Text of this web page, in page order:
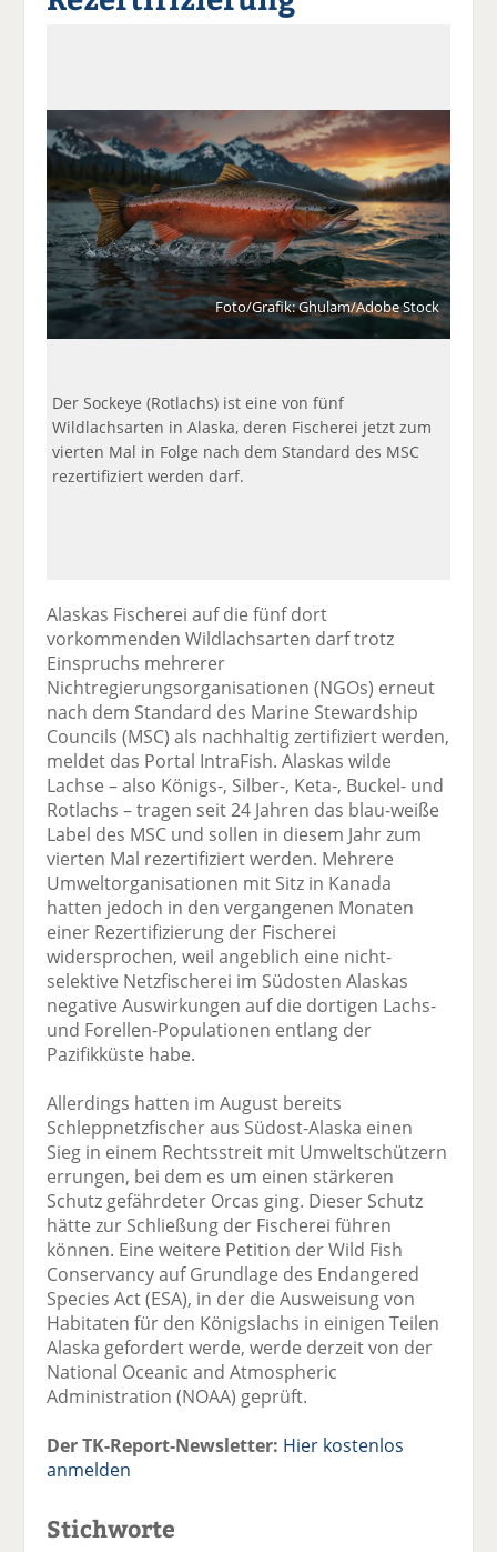
e
b
o
o
k
te
il
e
n
n k
e
di
n
te
il
e
n
ai
l
v
er
se
n
d
e
n
n
Foto/Grafik: Ghulam/Adobe Stock
Der Sockeye (Rotlachs) ist eine von fünf
Wildlachsarten in Alaska, deren Fischerei jetzt zum
vierten Mal in Folge nach dem Standard des MSC
rezertifiziert werden darf.
Alaskas Fischerei auf die fünf dort
vorkommenden Wildlachsarten darf trotz
Einspruchs mehrerer
Nichtregierungsorganisationen (NGOs) erneut
nach dem Standard des Marine Stewardship
Councils (MSC) als nachhaltig zertifiziert werden,
meldet das Portal IntraFish. Alaskas wilde
Lachse – also Königs-, Silber-, Keta-, Buckel- und
Rotlachs – tragen seit 24 Jahren das blau-weiße
Label des MSC und sollen in diesem Jahr zum
vierten Mal rezertifiziert werden. Mehrere
Umweltorganisationen mit Sitz in Kanada
hatten jedoch in den vergangenen Monaten
einer Rezertifizierung der Fischerei
widersprochen, weil angeblich eine nicht-
selektive Netzfischerei im Südosten Alaskas
negative Auswirkungen auf die dortigen Lachs-
und Forellen-Populationen entlang der
Pazifikküste habe.
Allerdings hatten im August bereits
Schleppnetzfischer aus Südost-Alaska einen
Sieg in einem Rechtsstreit mit Umweltschützern
errungen, bei dem es um einen stärkeren
Schutz gefährdeter Orcas ging. Dieser Schutz
hätte zur Schließung der Fischerei führen
können. Eine weitere Petition der Wild Fish
Conservancy auf Grundlage des Endangered
Species Act (ESA), in der die Ausweisung von
Habitaten für den Königslachs in einigen Teilen
Alaska gefordert werde, werde derzeit von der
National Oceanic and Atmospheric
Administration (NOAA) geprüft.
Der TK-Report-Newsletter: Hier kostenlos
anmelden
Stichworte